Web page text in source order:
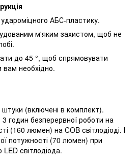
АБС-пластику.
м'яким захистом, щоб не
до 45 °, щоб спрямовувати
вам необхідно.
(включені в комплект).
годин безперервної роботи на
(160 люмен) на COB світлодіоді. І
потужності (70 люмен) при
світлодіода.